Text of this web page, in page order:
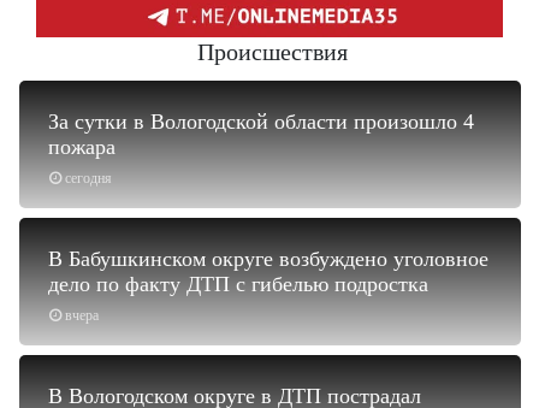
Происшествия
сегодня
За сутки в Вологодской области произошло 4
пожара
вчера
В Бабушкинском округе возбуждено уголовное
дело по факту ДТП с гибелью подростка
В Вологодском округе в ДТП пострадал